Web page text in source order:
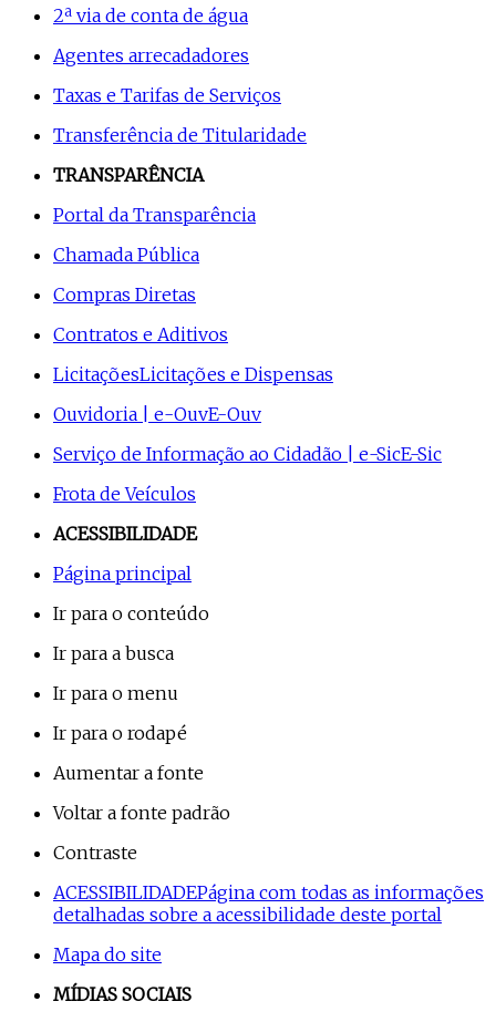
2ª via de conta de água
Agentes arrecadadores
Taxas e Tarifas de Serviços
Transferência de Titularidade
TRANSPARÊNCIA
Portal da Transparência
Chamada Pública
Compras Diretas
Contratos e Aditivos
LicitaçõesLicitações e Dispensas
Ouvidoria | e-OuvE-Ouv
Serviço de Informação ao Cidadão | e-SicE-Sic
Frota de Veículos
ACESSIBILIDADE
Página principal
Ir para o conteúdo
Ir para a busca
Ir para o menu
Ir para o rodapé
Aumentar a fonte
Voltar a fonte padrão
Contraste
ACESSIBILIDADEPágina com todas as informações
detalhadas sobre a acessibilidade deste portal
Mapa do site
MÍDIAS SOCIAIS